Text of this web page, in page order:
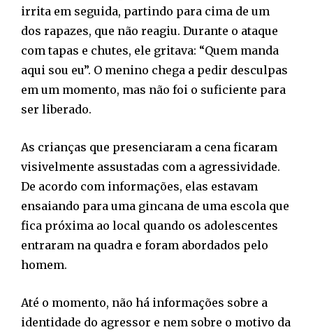
irrita em seguida, partindo para cima de um
dos rapazes, que não reagiu. Durante o ataque
com tapas e chutes, ele gritava: “Quem manda
aqui sou eu”. O menino chega a pedir desculpas
em um momento, mas não foi o suficiente para
ser liberado.
As crianças que presenciaram a cena ficaram
visivelmente assustadas com a agressividade.
De acordo com informações, elas estavam
ensaiando para uma gincana de uma escola que
fica próxima ao local quando os adolescentes
entraram na quadra e foram abordados pelo
homem.
Até o momento, não há informações sobre a
identidade do agressor e nem sobre o motivo da